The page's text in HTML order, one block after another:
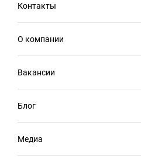
Контакты
О компании
Вакансии
Блог
Медиа